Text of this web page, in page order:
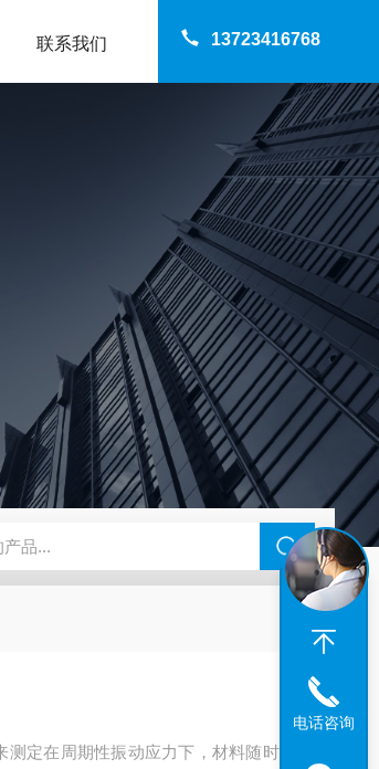
13723416768
联系我们
镜 瑞士万通水分仪 布鲁克SkyScan2211高分
测定在周期性振动应力下，材料随时
电话咨询